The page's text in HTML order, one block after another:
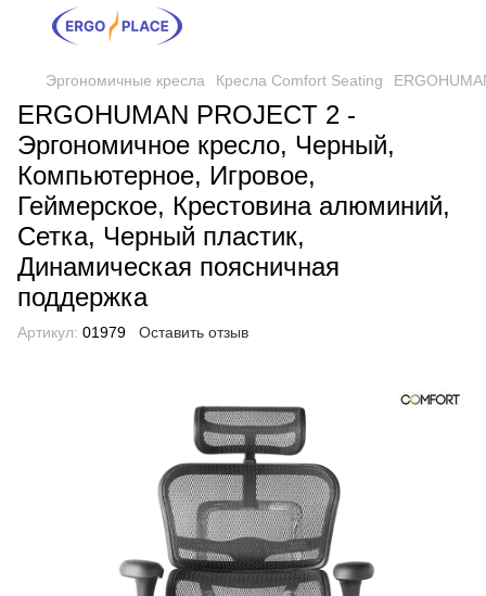
Эргономичные кресла Кресла Comfort Seating
ERGOHUMAN PROJECT 2 -
Эргономичное кресло, Черный,
Компьютерное, Игровое,
Геймерское, Крестовина алюминий,
Сетка, Черный пластик,
Динамическая поясничная
поддержка
Артикул: 01979 Оставить отзыв